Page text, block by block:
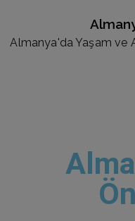
Almanya'da Yaşam ve